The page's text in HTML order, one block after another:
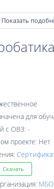
Показать
для
с ОВЗ: -
проекте: Нет
Скачать